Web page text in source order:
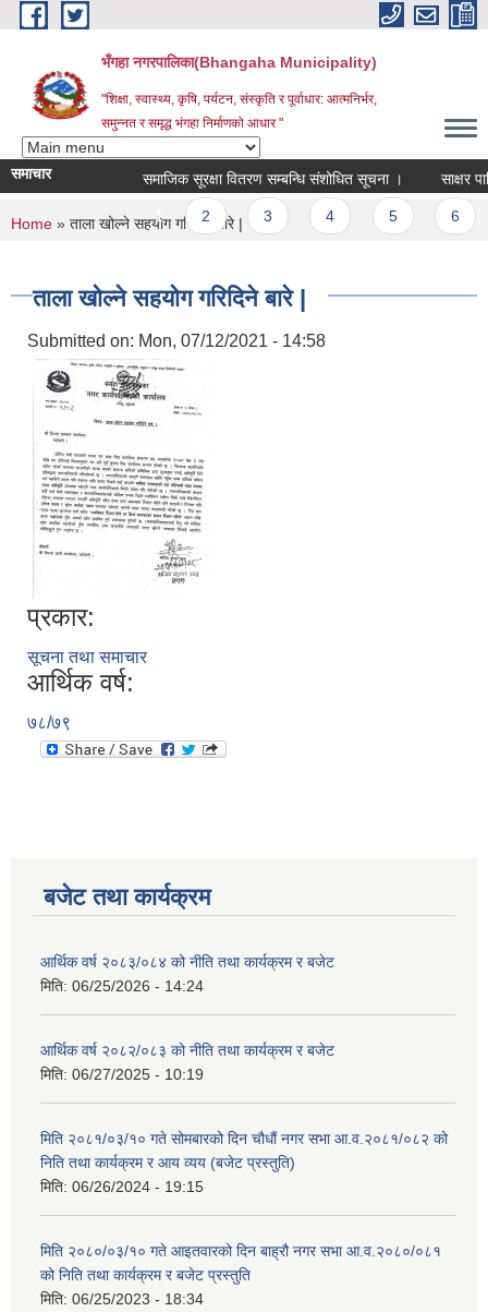
Skip to main content
भँगहा नगरपालिका(Bhangaha Municipality)
"शिक्षा, स्वास्थ्य, कृषि, पर्यटन, संस्कृति र पूर्वाधार: आत्मनिर्भर,
समुन्नत र समृद्ध भंगहा निर्माणको आधार "
समाचार समाजिक सूरक्षा वितरण सम्बन्धि संशोधित सूचना । साक्षर
Pages
1 2 3
You are here
Home » ताला खोल्ने सहयोग गरिदिने बारे |
ताला खोल्ने सहयोग गरिदिने बारे |
Submitted on: Mon, 07/12/2021 - 14:58
प्रकार:
सूचना तथा समाचार
आर्थिक वर्ष:
७८/७९
बजेट तथा कार्यक्रम
आर्थिक वर्ष २०८३/०८४ को नीति तथा कार्यक्रम र बजेट
मिति: 06/25/2026 - 14:24
आर्थिक वर्ष २०८२/०८३ को नीति तथा कार्यक्रम र बजेट
मिति: 06/27/2025 - 10:19
मिति २०८१/०३/१० गते सोमबारको दिन चौधौं नगर सभा आ.व.२०८१/०८२ को
निति तथा कार्यक्रम र आय व्यय (बजेट प्रस्तुति)
मिति: 06/26/2024 - 19:15
मिति २०८०/०३/१० गते आइतवारको दिन बाह्रौ नगर सभा आ.व.२०८०/०८१
को निति तथा कार्यक्रम र बजेट प्रस्तुति
मिति: 06/25/2023 - 18:34